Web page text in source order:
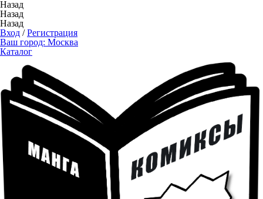
Назад
Назад
Назад
Вход /Регистрация
Ваш город: Москва
Каталог